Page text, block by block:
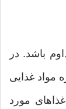
باشد. در
مواد غذایی
مورد